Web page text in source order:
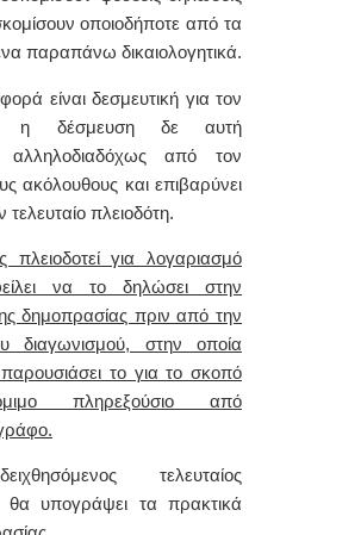
οποιοδήποτε από τα
παραπάνω δικαιολογητικά.
είναι δεσμευτική για τον
η δέσμευση δε αυτή
αλληλοδιαδόχως από τον
ακόλουθους και επιβαρύνει
τελευταίο πλειοδότη.
πλειοδοτεί για λογαριασμό
να το δηλώσει στην
δημοπρασίας πριν από την
διαγωνισμού, στην οποία
το για το σκοπό
πληρεξούσιο από
τελευταίος
θα υπογράψει τα πρακτικά